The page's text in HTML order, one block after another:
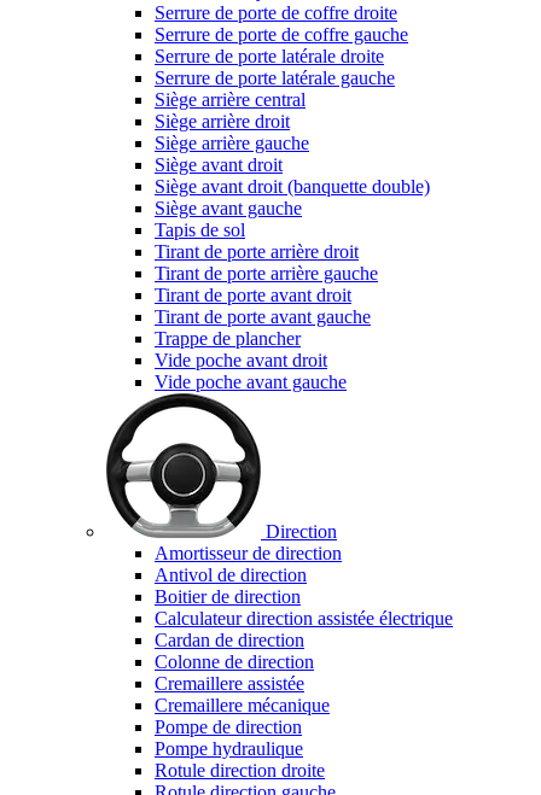
Serrure de porte de coffre droite
Serrure de porte de coffre gauche
Serrure de porte latérale droite
Serrure de porte latérale gauche
Siège arrière central
Siège arrière droit
Siège arrière gauche
Siège avant droit
Siège avant droit (banquette double)
Siège avant gauche
Tapis de sol
Tirant de porte arrière droit
Tirant de porte arrière gauche
Tirant de porte avant droit
Tirant de porte avant gauche
Trappe de plancher
Vide poche avant droit
Vide poche avant gauche
Direction
Amortisseur de direction
Antivol de direction
Boitier de direction
Calculateur direction assistée électrique
Cardan de direction
Colonne de direction
Cremaillere assistée
Cremaillere mécanique
Pompe de direction
Pompe hydraulique
Rotule direction droite